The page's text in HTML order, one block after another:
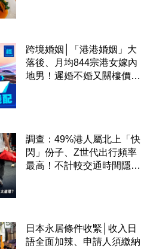
跨境婚姻│「港港婚姻」大
落後、月均844宗港女嫁內
地男！遲婚不婚又關樓價
調查：49%港人屬北上「快
閃」份子、Z世代出行頻率
最高！不計較交通時間隱形
日本永居條件收緊│收入日
語全面加辣、申請人須繳納